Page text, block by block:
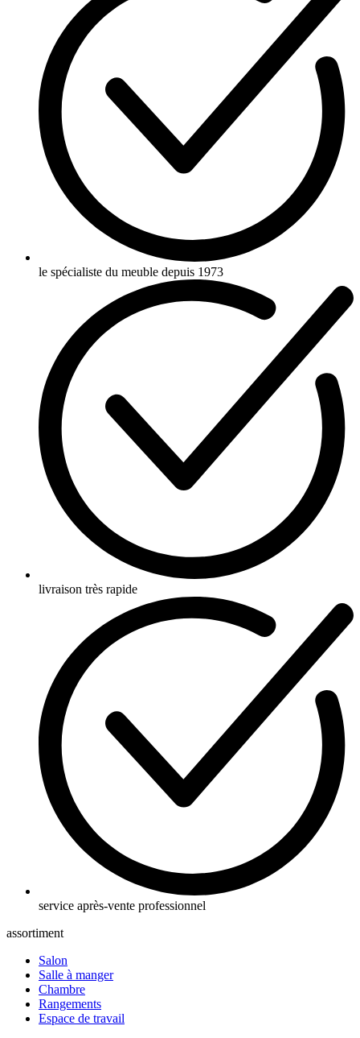
le spécialiste du meuble depuis 1973
livraison très rapide
service après-vente professionnel
assortiment
Salon
Salle à manger
Chambre
Rangements
Espace de travail